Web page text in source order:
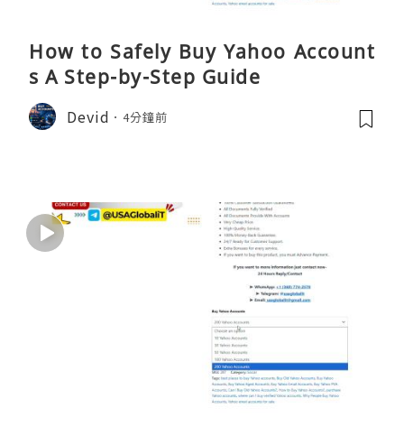
How to Safely Buy Yahoo Account
s A Step-by-Step Guide
Devid 4分鐘前